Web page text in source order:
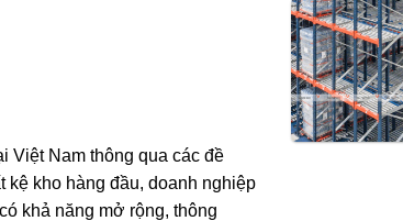
Việt Nam thông qua các đề
kệ kho hàng đầu, doanh nghiệp
khả năng mở rộng, thông